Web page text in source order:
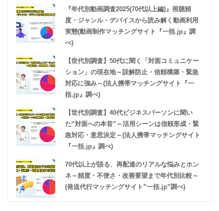
『年代別動画調査2025(70代以上編)』視聴頻
度・ジャンル・デバイスから読み解く動画利用
実態(動画制作マッチングサイト『一括.jp』調
べ)
【世代別調査】50代に聞く「対面コミュニケー
ション」の現在地～誤解防止・信頼構築・緊急
対応に強み～(法人携帯マッチングサイト『一
括.jp』調べ)
【世代別調査】40代ビジネスパーソンに聞い
た“対面への本音”～活用シーンは信頼形成・緊
急対応・意思決定～(法人携帯マッチングサイト
『一括.jp』調べ)
70代以上が語る、再配達のリアルな悩みとホン
ネ～頻度・不便さ・改善要望まで年代別比較～
(発送代行マッチングサイト”一括.jp”調べ)